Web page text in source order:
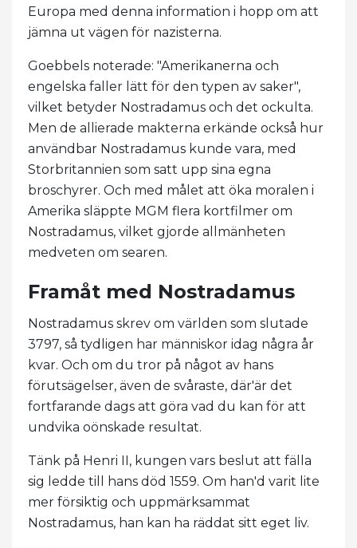
Europa med denna information i hopp om att
jämna ut vägen för nazisterna.
Goebbels noterade: "Amerikanerna och
engelska faller lätt för den typen av saker",
vilket betyder Nostradamus och det ockulta.
Men de allierade makterna erkände också hur
användbar Nostradamus kunde vara, med
Storbritannien som satt upp sina egna
broschyrer. Och med målet att öka moralen i
Amerika släppte MGM flera kortfilmer om
Nostradamus, vilket gjorde allmänheten
medveten om searen.
Framåt med Nostradamus
Nostradamus skrev om världen som slutade
3797, så tydligen har människor idag några år
kvar. Och om du tror på något av hans
förutsägelser, även de svåraste, där'är det
fortfarande dags att göra vad du kan för att
undvika oönskade resultat.
Tänk på Henri II, kungen vars beslut att fälla
sig ledde till hans död 1559. Om han'd varit lite
mer försiktig och uppmärksammat
Nostradamus, han kan ha räddat sitt eget liv.